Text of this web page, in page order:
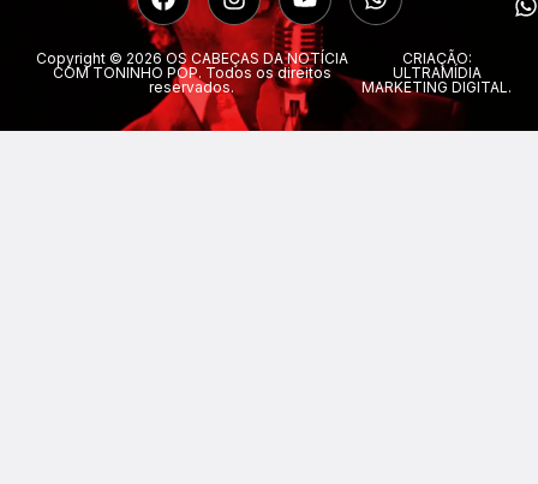
Copyright © 2026 OS CABEÇAS DA NOTÍCIA
COM TONINHO POP. Todos os direitos
reservados.
CRIAÇÃO:
ULTRAMÍDIA
MARKETING DIGITAL.